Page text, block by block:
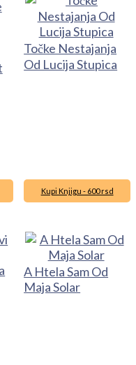
Točke Nestajanja
Od Lucija Stupica
Kupi Knjigu - 600 rsd
A Htela Sam Od
Maja Solar